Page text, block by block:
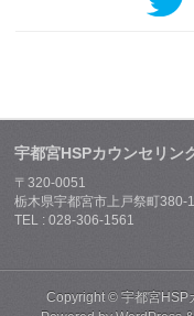
宇都宮HSPカウンセリン
〒320-0051
栃木県宇都宮市上戸祭町380-1
TEL : 028-306-1561
Copyright ©宇都宮HSP